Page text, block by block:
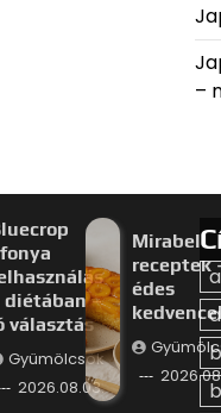
–
diétában –
választás
Gyümölcsök
2026.08.03.
Mirabella
receptek
édes